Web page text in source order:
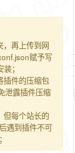
，再上传到网
赋予写
；
插件的压缩包
泄露插件压缩
但每个站长的
遇到插件不可